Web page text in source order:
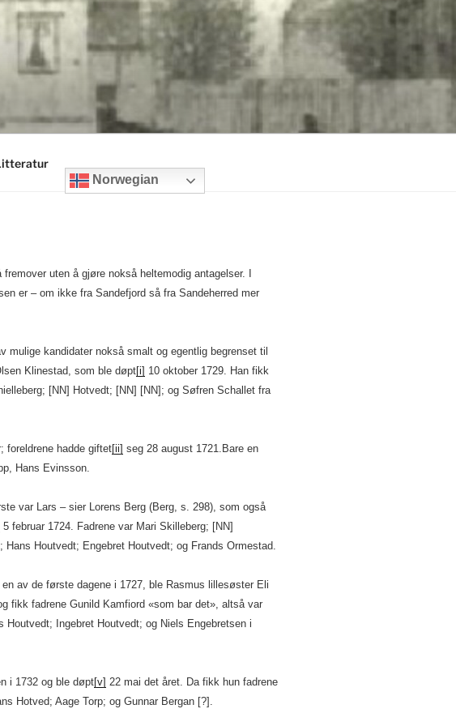
Norwegian
uten å gjøre nokså heltemodig antagelser. I
er – om ikke fra Sandefjord så fra Sandeherred mer
mulige kandidater nokså smalt og egentlig begrenset til
Klinestad, som ble døpt[i] 10 oktober 1729. Han fikk
[NN] Hotvedt; [NN] [NN]; og Søfren Schallet fra
foreldrene hadde giftet[ii] seg 28 august 1721.Bare en
Hans Evinsson.
var Lars – sier Lorens Berg (Berg, s. 298), som også
5 februar 1724. Fadrene var Mari Skilleberg; [NN]
Hans Houtvedt; Engebret Houtvedt; og Frands Ormestad.
av de første dagene i 1727, ble Rasmus lillesøster Eli
fikk fadrene Gunild Kamfiord «som bar det», altså var
Houtvedt; Ingebret Houtvedt; og Niels Engebretsen i
i 1732 og ble døpt[v] 22 mai det året. Da fikk hun fadrene
Hotved; Aage Torp; og Gunnar Bergan [?].